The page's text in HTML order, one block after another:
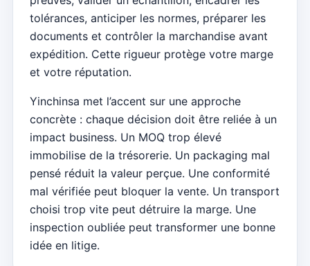
tolérances, anticiper les normes, préparer les
documents et contrôler la marchandise avant
expédition. Cette rigueur protège votre marge
et votre réputation.
Yinchinsa met l’accent sur une approche
concrète : chaque décision doit être reliée à un
impact business. Un MOQ trop élevé
immobilise de la trésorerie. Un packaging mal
pensé réduit la valeur perçue. Une conformité
mal vérifiée peut bloquer la vente. Un transport
choisi trop vite peut détruire la marge. Une
inspection oubliée peut transformer une bonne
idée en litige.